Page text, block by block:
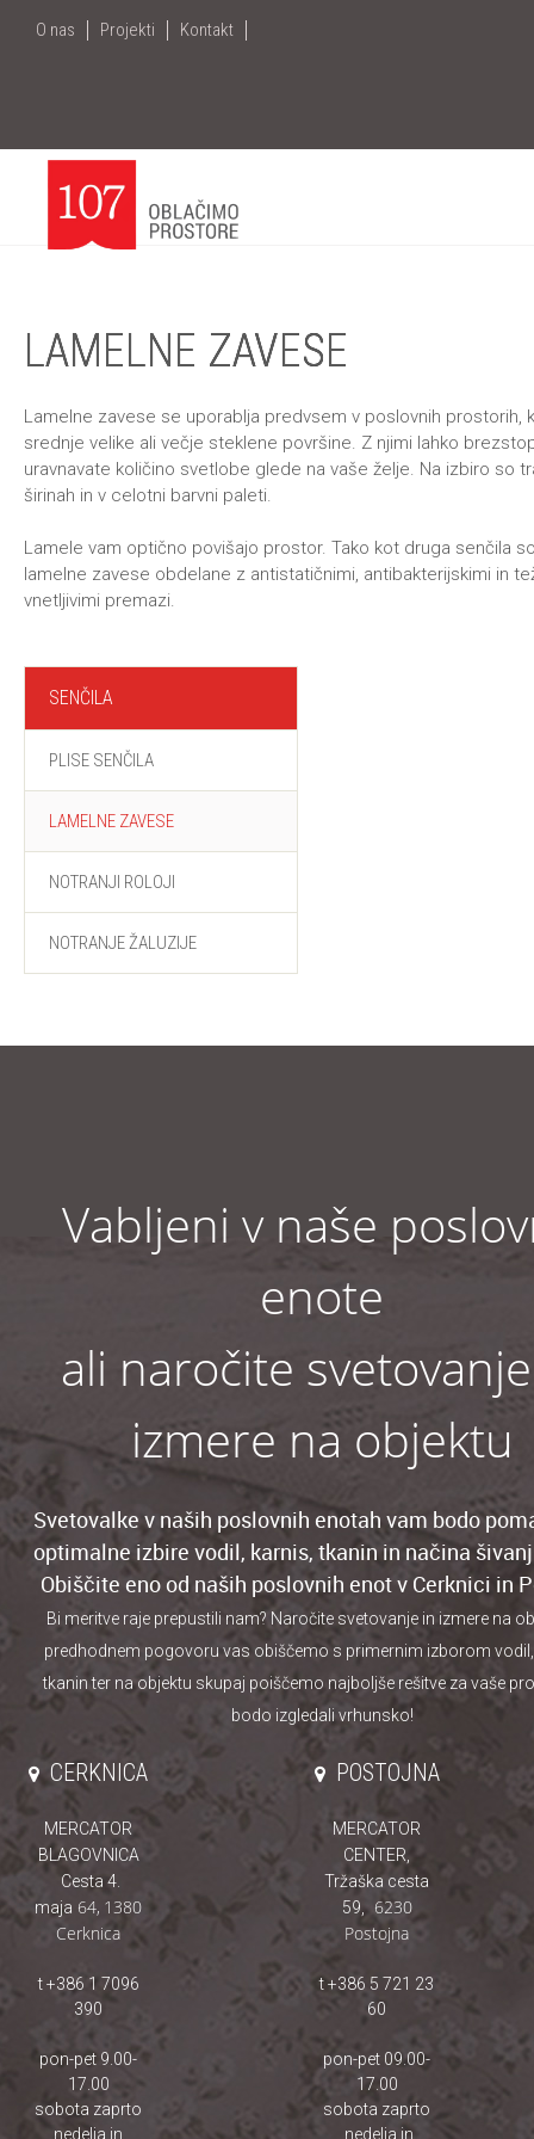
+386
O nas Projekti Kontakt
SENČILA
PLISE SENČILA
LAMELNE ZAVESE
NOTRANJI ROLOJI
NOTRANJE ŽALUZIJE
LAMELNE ZAVESE
Lamelne zavese se uporablja predvsem v poslovnih prostorih,
srednje velike ali večje steklene površine. Z njimi lahko
uravnavate količino svetlobe glede na vaše želje. Na izbiro so
širinah in v celotni barvni paleti.
Lamele vam optično povišajo prostor. Tako kot druga senčila
lamelne zavese obdelane z antistatičnimi, antibakterijskimi in
vnetljivimi premazi.
Vabljeni v naše
enote
ali naročite
izmere na objektu
Svetovalke v naših poslovnih enotah vam bodo
optimalne izbire vodil, karnis, tkanin in načina
Obiščite eno od naših poslovnih enot v Cerknici in
Bi meritve raje prepustili nam? Naročite svetovanjein izmere na
predhodnem pogovoru vas obiščemo s primernim izborom
tkanin ter na objektu skupaj poiščemo najboljše rešitve za vaše
bodo izgledali vrhunsko!
CERKNICA
MERCATOR
BLAGOVNICA
Cesta 4.
maja 64, 1380
Cerknica
t +386 1 7096
390
pon-pet 9.00-
17.00
sobota zaprto
nedelja in
POSTOJNA
MERCATOR
CENTER,
Tržaška cesta
59,
6230
Postojna
t +386 5 721 23
60
pon-pet 09.00-
17.00
sobota zaprto
nedelja in